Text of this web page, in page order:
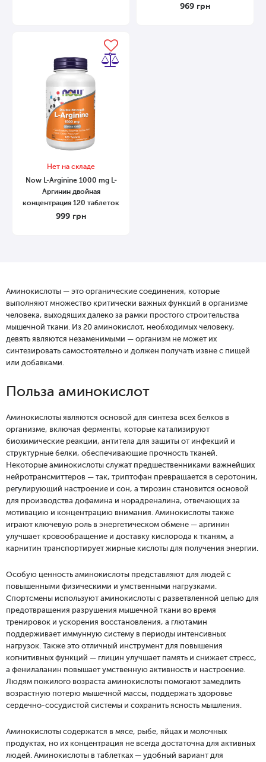
969 грн
Нет на складе
Now L-Arginine 1000 mg L-
Аргинин двойная
концентрация 120 таблеток
999 грн
Аминокислоты — это органические соединения, которые
выполняют множество критически важных функций в организме
человека, выходящих далеко за рамки простого строительства
мышечной ткани. Из 20 аминокислот, необходимых человеку,
девять являются незаменимыми — организм не может их
синтезировать самостоятельно и должен получать извне с пищей
или добавками.
Польза аминокислот
Аминокислоты являются основой для синтеза всех белков в
организме, включая ферменты, которые катализируют
биохимические реакции, антитела для защиты от инфекций и
структурные белки, обеспечивающие прочность тканей.
Некоторые аминокислоты служат предшественниками важнейших
нейротрансмиттеров — так, триптофан превращается в серотонин,
регулирующий настроение и сон, а тирозин становится основой
для производства дофамина и норадреналина, отвечающих за
мотивацию и концентрацию внимания. Аминокислоты также
играют ключевую роль в энергетическом обмене — аргинин
улучшает кровообращение и доставку кислорода к тканям, а
карнитин транспортирует жирные кислоты для получения энергии.
Особую ценность аминокислоты представляют для людей с
повышенными физическими и умственными нагрузками.
Спортсмены используют аминокислоты с разветвленной цепью для
предотвращения разрушения мышечной ткани во время
тренировок и ускорения восстановления, а глютамин
поддерживает иммунную систему в периоды интенсивных
нагрузок. Также это отличный инструмент для повышения
когнитивных функций — глицин улучшает память и снижает стресс,
а фенилаланин повышает умственную активность и настроение.
Людям пожилого возраста аминокислоты помогают замедлить
возрастную потерю мышечной массы, поддержать здоровье
сердечно-сосудистой системы и сохранить ясность мышления.
Аминокислоты содержатся в мясе, рыбе, яйцах и молочных
продуктах, но их концентрация не всегда достаточна для активных
людей. Аминокислоты в таблетках — удобный вариант для